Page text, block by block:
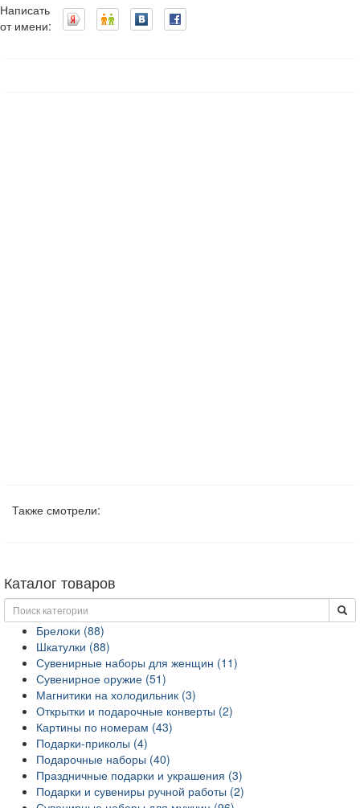
Написать
от имени:
Также смотрели:
Каталог товаров
Брелоки (88)
Шкатулки (88)
Сувенирные наборы для женщин (11)
Сувенирное оружие (51)
Магнитики на холодильник (3)
Открытки и подарочные конверты (2)
Картины по номерам (43)
Подарки-приколы (4)
Подарочные наборы (40)
Праздничные подарки и украшения (3)
Подарки и сувениры ручной работы (2)